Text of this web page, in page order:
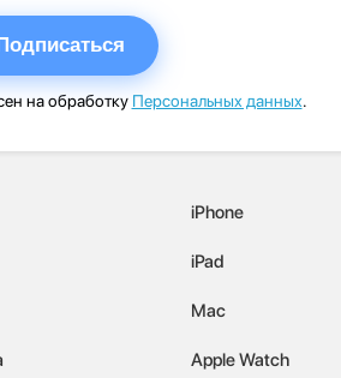
на обработку Персональных данных.
iPhone
iPad
Mac
Apple Watch